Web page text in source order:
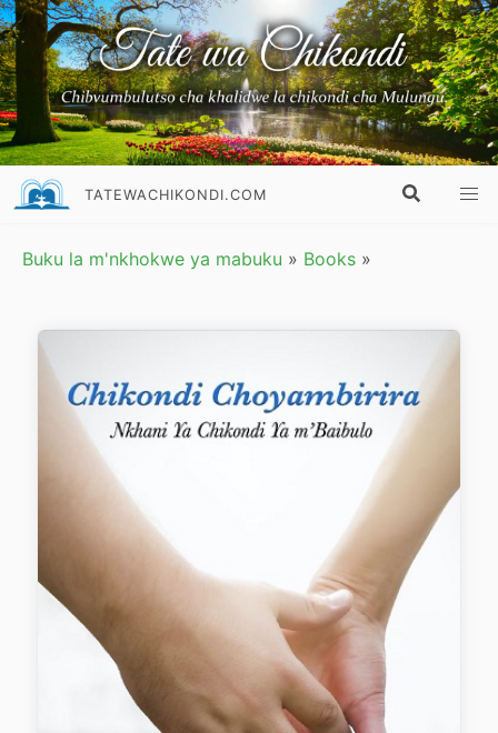
TATEWACHIKONDI.COM
Buku la m'nkhokwe ya mabuku » Books »